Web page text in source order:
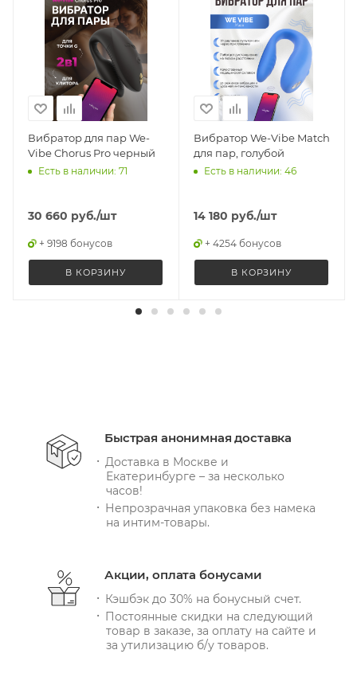
Вибратор для пар We-
Vibe Chorus Pro черный
Есть в наличии: 71
30 660 руб./шт
+ 9198 бонусов
В КОРЗИНУ
Вибратор We-Vibe Match
для пар, голубой
Есть в наличии: 46
14 180 руб./шт
+ 4254 бонусов
В КОРЗИНУ
Быстрая анонимная доставка
Доставка в Москве и
Екатеринбурге – за несколько
часов!
Непрозрачная упаковка без намека
на интим-товары.
Акции, оплата бонусами
Кэшбэк до 30% на бонусный счет.
Постоянные скидки на следующий
товар в заказе, за оплату на сайте и
за утилизацию б/у товаров.